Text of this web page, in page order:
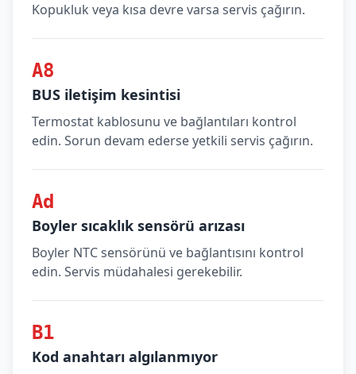
Kopukluk veya kısa devre varsa servis çağırın.
A8
BUS iletişim kesintisi
Termostat kablosunu ve bağlantıları kontrol
edin. Sorun devam ederse yetkili servis çağırın.
Ad
Boyler sıcaklık sensörü arızası
Boyler NTC sensörünü ve bağlantısını kontrol
edin. Servis müdahalesi gerekebilir.
B1
Kod anahtarı algılanmıyor